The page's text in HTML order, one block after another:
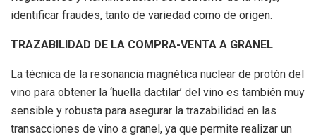
identificar fraudes, tanto de variedad como de origen.
TRAZABILIDAD DE LA COMPRA-VENTA A GRANEL
La técnica de la resonancia magnética nuclear de protón del
vino para obtener la ‘huella dactilar’ del vino es también muy
sensible y robusta para asegurar la trazabilidad en las
transacciones de vino a granel, ya que permite realizar un